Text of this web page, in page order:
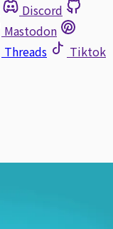
Discord
Mastodon
Threads
Tiktok